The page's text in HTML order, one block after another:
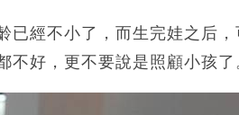
已經不小了，而生完娃之后
不好，更不要說是照顧小孩了